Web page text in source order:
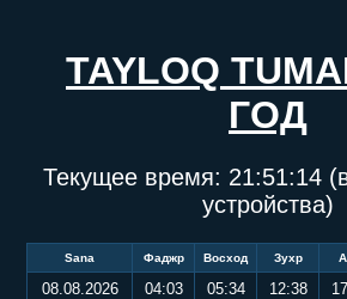
TAYLOQ
ГОД
Текущее время: 21:51:15
устройства)
Sana Фаджр Восход Зухр
08.08.2026 04:03 05:34 12:38